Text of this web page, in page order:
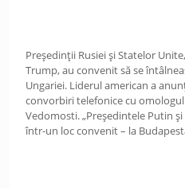
Președinții Rusiei și Statelor
Trump, au convenit să se
Ungariei. Liderul american a
convorbiri telefonice cu
Vedomosti. „Președintele Putin
într-un loc convenit – la